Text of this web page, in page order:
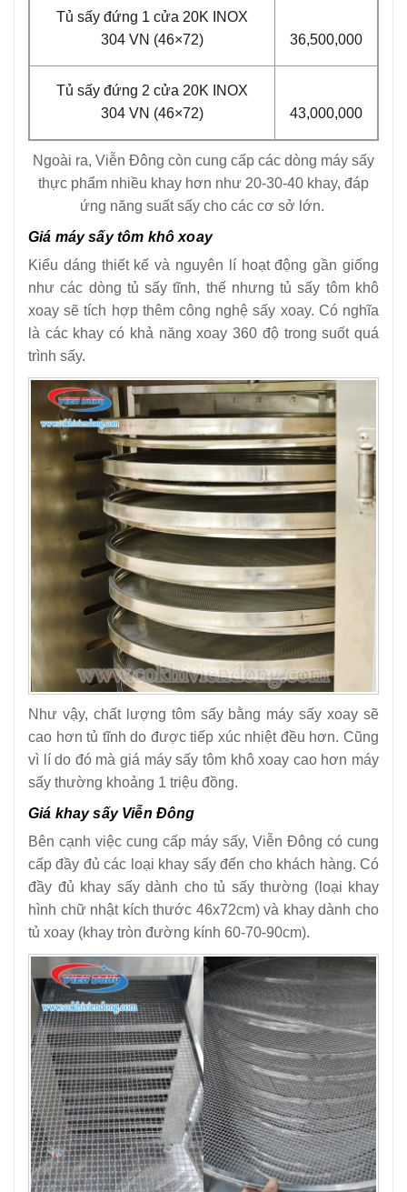
Tủ sấy đứng 1 cửa 20K INOX
304 VN (46×72)
36,500,000
Tủ sấy đứng 2 cửa 20K INOX
304 VN (46×72)
43,000,000
Ngoài ra, Viễn Đông còn cung cấp các dòng máy sấy
thực phẩm nhiều khay hơn như 20-30-40 khay, đáp
ứng năng suất sấy cho các cơ sở lớn.
Giá máy sấy tôm khô xoay
Kiểu dáng thiết kế và nguyên lí hoạt động gần giống
như các dòng tủ sấy tĩnh, thế nhưng tủ sấy tôm khô
xoay sẽ tích hợp thêm công nghệ sấy xoay. Có nghĩa
là các khay có khả năng xoay 360 độ trong suốt quá
trình sấy.
Như vậy, chất lượng tôm sấy bằng máy sấy xoay sẽ
cao hơn tủ tĩnh do được tiếp xúc nhiệt đều hơn. Cũng
vì lí do đó mà giá máy sấy tôm khô xoay cao hơn máy
sấy thường khoảng 1 triệu đồng.
Giá khay sấy Viễn Đông
Bên cạnh việc cung cấp máy sấy, Viễn Đông có cung
cấp đầy đủ các loại khay sấy đến cho khách hàng. Có
đầy đủ khay sấy dành cho tủ sấy thường (loại khay
hình chữ nhật kích thước 46x72cm) và khay dành cho
tủ xoay (khay tròn đường kính 60-70-90cm).